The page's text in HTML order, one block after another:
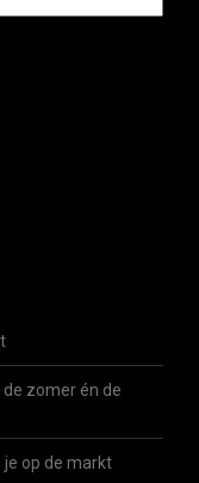
zomer én de
je op de markt